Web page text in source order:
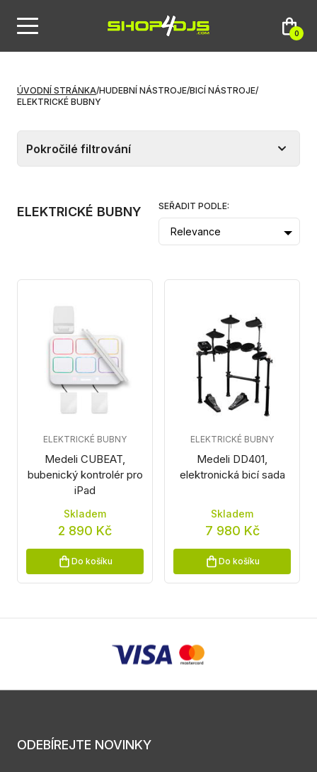
0
ÚVODNÍ STRÁNKA/HUDEBNÍ NÁSTROJE/BICÍ NÁSTROJE/
ELEKTRICKÉ BUBNY
Pokročilé filtrování
ELEKTRICKÉ BUBNY SEŘADIT PODLE:
Relevance
Medeli CUBEAT,
bubenický kontrolér pro
iPad
ELEKTRICKÉ BUBNY
Skladem
2 890 Kč
Do košíku
Medeli DD401,
elektronická bicí sada
ELEKTRICKÉ BUBNY
Skladem
7 980 Kč
Do košíku
ODEBÍREJTE NOVINKY